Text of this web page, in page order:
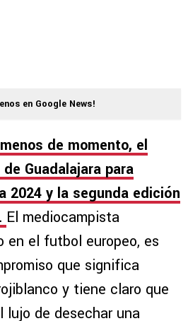
en Google News!
de momento, el
Guadalajara para
2024 y la segunda edición
El mediocampista
en el futbol europeo, es
que significa
y tiene claro que
lujo de desechar una